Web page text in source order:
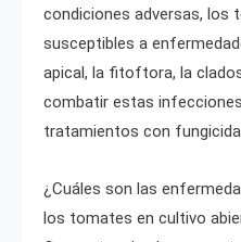
condiciones adversas, los
susceptibles a
apical, la fitoftora, la
combatir estas
tratamientos con
¿Cuáles son las
los tomates en cultivo